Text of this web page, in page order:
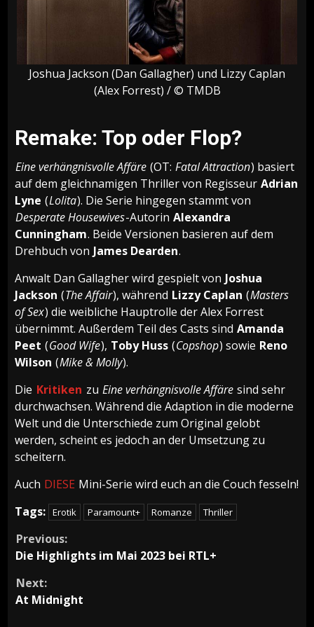
Joshua Jackson (Dan Gallagher) und Lizzy Caplan
(Alex Forrest) / © TMDB
Remake: Top oder Flop?
Eine verhängnisvolle Affäre (OT: Fatal Attraction) basiert
auf dem gleichnamigen Thriller von Regisseur Adrian
Lyne (Lolita). Die Serie hingegen stammt von
Desperate Housewives-Autorin Alexandra
Cunningham. Beide Versionen basieren auf dem
Drehbuch von James Dearden.
Anwalt Dan Gallagher wird gespielt von Joshua
Jackson (The Affair), während Lizzy Caplan (Masters
of Sex) die weibliche Hauptrolle der Alex Forrest
übernimmt. Außerdem Teil des Casts sind Amanda
Peet (Good Wife), Toby Huss (Copshop) sowie Reno
Wilson (Mike & Molly).
Die Kritiken zu Eine verhängnisvolle Affäre sind sehr
durchwachsen. Während die Adaption in die moderne
Welt und die Unterschiede zum Original gelobt
werden, scheint es jedoch an der Umsetzung zu
scheitern.
Auch DIESE Mini-Serie wird euch an die Couch fesseln!
Tags: Erotik Paramount+ Romanze Thriller
Continue
Reading
Previous:
Die Highlights im Mai 2023 bei RTL+
Next:
At Midnight